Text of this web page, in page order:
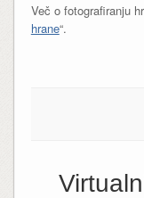
Več o fotografiranju
hrane“.